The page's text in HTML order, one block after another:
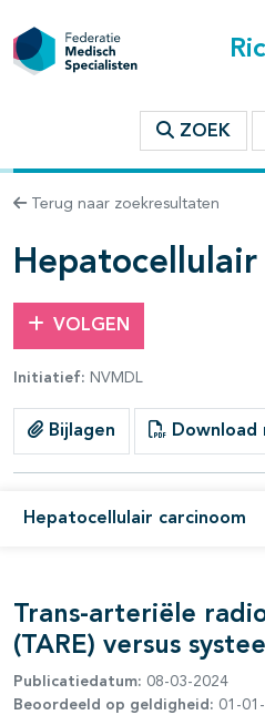
ZOEK
Terug naar zoekresultaten
Hepatocellulair
VOLGEN
Initiatief: NVMDL
Bijlagen Download
Hepatocellulair carcinoom
binnen deze richtlijn
open- en
open- en
open- en dichtklappen
Trans-arteriële
(TARE) versus
Publicatiedatum: 08-03-2024
Beoordeeld op geldigheid: 01-